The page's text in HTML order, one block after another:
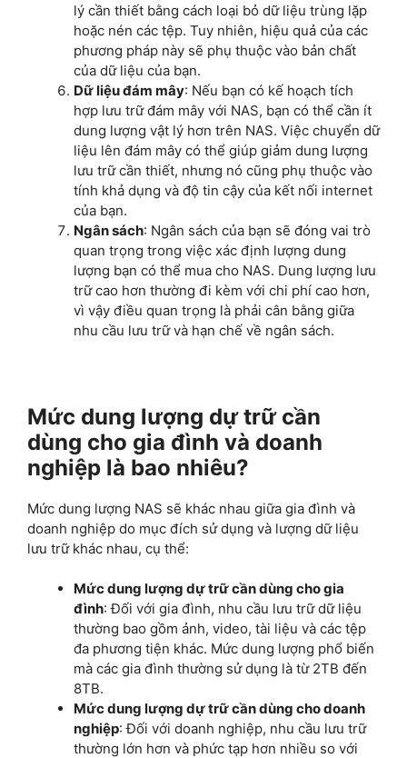
lý cần thiết bằng cách loại bỏ dữ liệu trùng lặp
hoặc nén các tệp. Tuy nhiên, hiệu quả của các
phương pháp này sẽ phụ thuộc vào bản chất
của dữ liệu của bạn.
Dữ liệu đám mây: Nếu bạn có kế hoạch tích
hợp lưu trữ đám mây với NAS, bạn có thể cần ít
dung lượng vật lý hơn trên NAS. Việc chuyển dữ
liệu lên đám mây có thể giúp giảm dung lượng
lưu trữ cần thiết, nhưng nó cũng phụ thuộc vào
tính khả dụng và độ tin cậy của kết nối internet
của bạn.
Ngân sách: Ngân sách của bạn sẽ đóng vai trò
quan trọng trong việc xác định lượng dung
lượng bạn có thể mua cho NAS. Dung lượng lưu
trữ cao hơn thường đi kèm với chi phí cao hơn,
vì vậy điều quan trọng là phải cân bằng giữa
nhu cầu lưu trữ và hạn chế về ngân sách.
Mức dung lượng dự trữ cần
dùng cho gia đình và doanh
nghiệp là bao nhiêu?
Mức dung lượng NAS sẽ khác nhau giữa gia đình và
doanh nghiệp do mục đích sử dụng và lượng dữ liệu
lưu trữ khác nhau, cụ thể:
Mức dung lượng dự trữ cần dùng cho gia
đình: Đối với gia đình, nhu cầu lưu trữ dữ liệu
thường bao gồm ảnh, video, tài liệu và các tệp
đa phương tiện khác. Mức dung lượng phổ biến
mà các gia đình thường sử dụng là từ 2TB đến
8TB.
Mức dung lượng dự trữ cần dùng cho doanh
nghiệp: Đối với doanh nghiệp, nhu cầu lưu trữ
thường lớn hơn và phức tạp hơn nhiều so với